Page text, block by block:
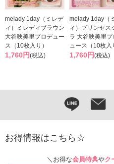
melady 1day（ミレデ
ィ）ミレディブラウン
大谷映美里プロデュー
ス（10枚入り）
1,760円(税込)
melady 1day（
ィ）プリンセス
ラ 大谷映美里プ
ュース（10枚入
1,760円(税込)
お得情報はこちら☆
＼お得な会員特典やク